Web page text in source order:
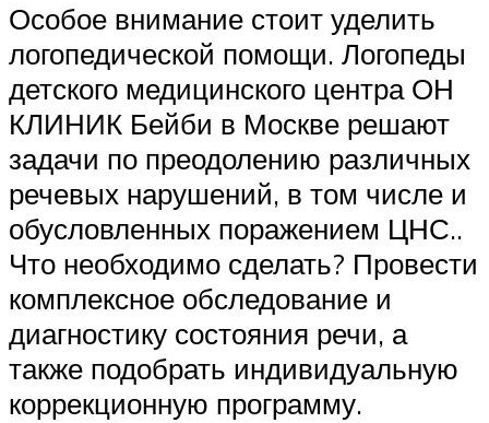
Особое внимание стоит уделить
логопедической помощи. Логопеды
детского медицинского центра ОН
КЛИНИК Бейби в Москве решают
задачи по преодолению различных
речевых нарушений, в том числе и
обусловленных поражением ЦНС..
Что необходимо сделать? Провести
комплексное обследование и
диагностику состояния речи, а
также подобрать индивидуальную
коррекционную программу.